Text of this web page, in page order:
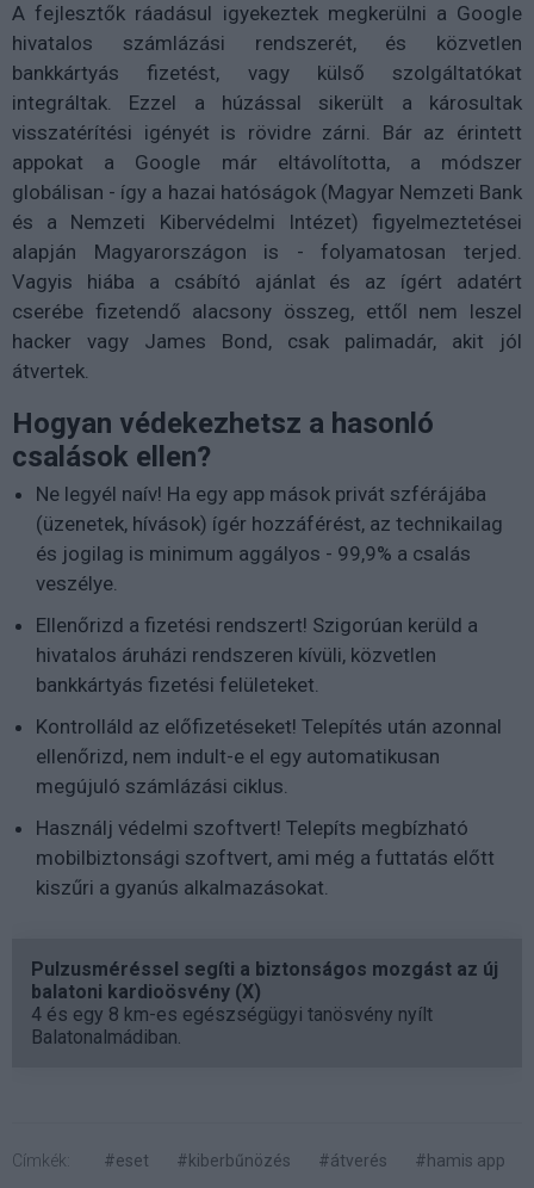
A fejlesztők ráadásul igyekeztek megkerülni a Google
hivatalos számlázási rendszerét, és közvetlen
bankkártyás fizetést, vagy külső szolgáltatókat
integráltak. Ezzel a húzással sikerült a károsultak
visszatérítési igényét is rövidre zárni. Bár az érintett
appokat a Google már eltávolította, a módszer
globálisan - így a hazai hatóságok (Magyar Nemzeti Bank
és a Nemzeti Kibervédelmi Intézet) figyelmeztetései
alapján Magyarországon is - folyamatosan terjed.
Vagyis hiába a csábító ajánlat és az ígért adatért
cserébe fizetendő alacsony összeg, ettől nem leszel
hacker vagy James Bond, csak palimadár, akit jól
átvertek.
Hogyan védekezhetsz a hasonló
csalások ellen?
Ne legyél naív! Ha egy app mások privát szférájába
(üzenetek, hívások) ígér hozzáférést, az technikailag
és jogilag is minimum aggályos - 99,9% a csalás
veszélye.
Ellenőrizd a fizetési rendszert! Szigorúan kerüld a
hivatalos áruházi rendszeren kívüli, közvetlen
bankkártyás fizetési felületeket.
Kontrolláld az előfizetéseket! Telepítés után azonnal
ellenőrizd, nem indult-e el egy automatikusan
megújuló számlázási ciklus.
Használj védelmi szoftvert! Telepíts megbízható
mobilbiztonsági szoftvert, ami még a futtatás előtt
kiszűri a gyanús alkalmazásokat.
Pulzusméréssel segíti a biztonságos mozgást az új
balatoni kardioösvény (X)
4 és egy 8 km-es egészségügyi tanösvény nyílt
Balatonalmádiban.
Címkék: #eset #kiberbűnözés #átverés
#hamis app